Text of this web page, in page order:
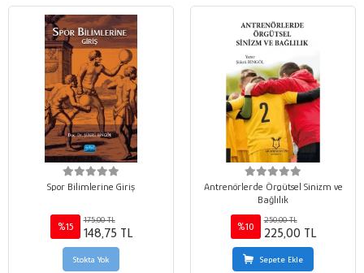
Spor Bilimlerine Giriş
%15
175,00 TL
148,75 TL
Stokta Yok
Antrenörlerde Örgütsel Sinizm ve
Bağlılık
%10
250,00 TL
225,00 TL
Sepete Ekle